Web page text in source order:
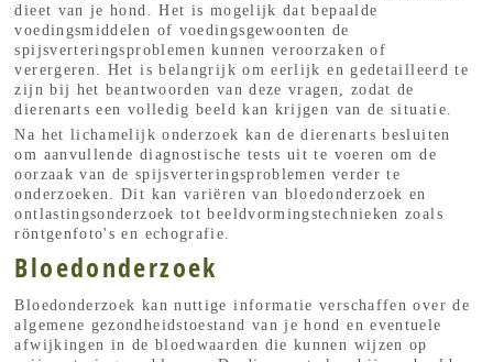
dieet van je hond. Het is mogelijk dat bepaalde
voedingsmiddelen of voedingsgewoonten de
spijsverteringsproblemen kunnen veroorzaken of
verergeren. Het is belangrijk om eerlijk en gedetailleerd te
zijn bij het beantwoorden van deze vragen, zodat de
dierenarts een volledig beeld kan krijgen van de situatie.
Na het lichamelijk onderzoek kan de dierenarts besluiten
om aanvullende diagnostische tests uit te voeren om de
oorzaak van de spijsverteringsproblemen verder te
onderzoeken. Dit kan variëren van bloedonderzoek en
ontlastingsonderzoek tot beeldvormingstechnieken zoals
röntgenfoto's en echografie.
Bloedonderzoek
Bloedonderzoek kan nuttige informatie verschaffen over de
algemene gezondheidstoestand van je hond en eventuele
afwijkingen in de bloedwaarden die kunnen wijzen op